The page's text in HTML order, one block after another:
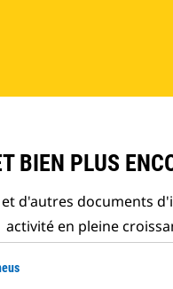
BIEN PLUS
d'autres documents
activité en pleine